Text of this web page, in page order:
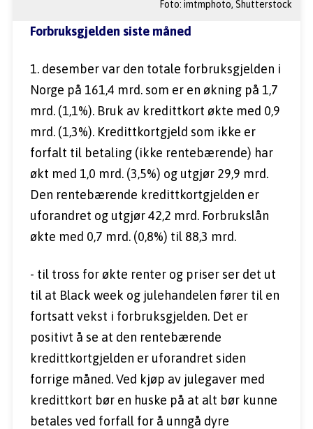
Foto: imtmphoto, Shutterstock
Forbruksgjelden siste måned
1. desember var den totale forbruksgjelden i
Norge på 161,4 mrd. som er en økning på 1,7
mrd. (1,1%). Bruk av kredittkort økte med 0,9
mrd. (1,3%). Kredittkortgjeld som ikke er
forfalt til betaling (ikke rentebærende) har
økt med 1,0 mrd. (3,5%) og utgjør 29,9 mrd.
Den rentebærende kredittkortgjelden er
uforandret og utgjør 42,2 mrd. Forbrukslån
økte med 0,7 mrd. (0,8%) til 88,3 mrd.
- til tross for økte renter og priser ser det ut
til at Black week og julehandelen fører til en
fortsatt vekst i forbruksgjelden. Det er
positivt å se at den rentebærende
kredittkortgjelden er uforandret siden
forrige måned. Ved kjøp av julegaver med
kredittkort bør en huske på at alt bør kunne
betales ved forfall for å unngå dyre